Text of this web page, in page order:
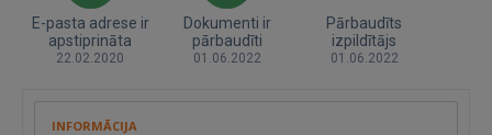
E-pasta adrese ir
apstiprināta
22.02.2020
Dokumenti ir
pārbaudīti
01.06.2022
Pārbaudīts
izpildītājs
01.06.2022
INFORMĀCIJA